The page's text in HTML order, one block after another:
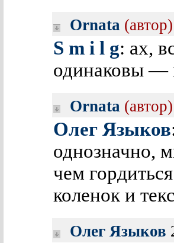
Ornata (автор)
S m i l g: ах,
одинаковы —
Ornata (автор)
Олег Языков
однозначно,
чем
коленок и
Олег Языков